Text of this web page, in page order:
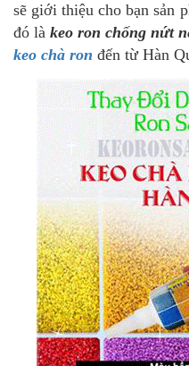
sẽ giới thiệu cho bạn sản
đó là keo ron chống nứt
keo chà ron đến từ Hàn